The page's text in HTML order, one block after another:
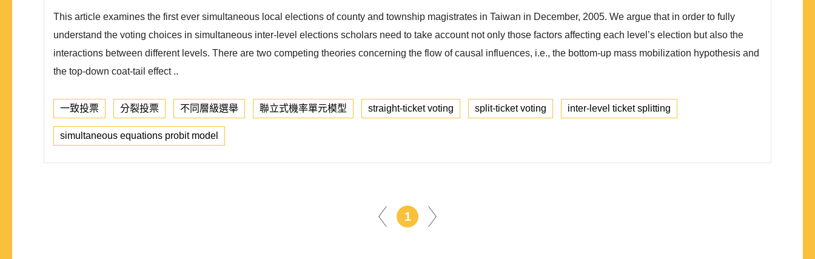
This article examines the first ever simultaneous local elections of county and township magistrates in Taiwan in December, 2005. We argue that in order to fully
understand the voting choices in simultaneous inter-level elections scholars need to take account not only those factors affecting each level’s election but also the
interactions between different levels. There are two competing theories concerning the flow of causal influences, i.e., the bottom-up mass mobilization hypothesis and
the top-down coat-tail effect ..
一致投票 分裂投票 不同層級選舉 聯立式機率單元模型 straight-ticket voting split-ticket voting inter-level ticket splitting
simultaneous equations probit model
1